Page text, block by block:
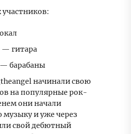
участников:
— гитара
барабаны
начинали свою
на популярные рок-
они начали
музыку и уже через
свой дебютный